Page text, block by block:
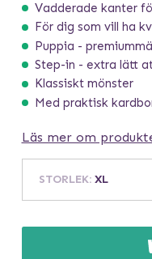
Vadderade kanter
För dig som vill ha
Puppia -
Step-in - extra lätt
Klassiskt mönster
Med praktisk
Läs mer om
STORLEK: XL